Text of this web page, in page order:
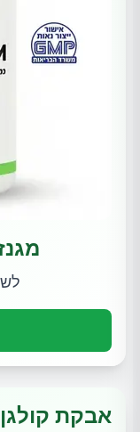
אבקת קולגן